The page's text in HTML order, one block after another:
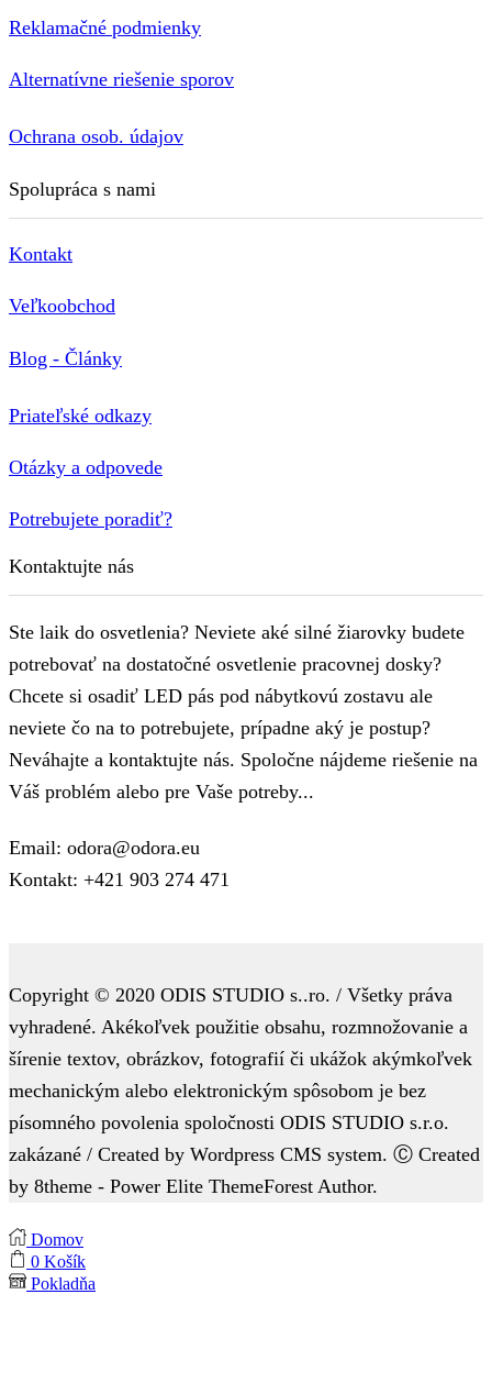
Reklamačné podmienky
Alternatívne riešenie sporov
Ochrana osob. údajov
Spolupráca s nami
Kontakt
Veľkoobchod
Blog - Články
Priateľské odkazy
Otázky a odpovede
Potrebujete poradiť?
Kontaktujte nás
Ste laik do osvetlenia? Neviete aké silné žiarovky budete
potrebovať na dostatočné osvetlenie pracovnej dosky?
Chcete si osadiť LED pás pod nábytkovú zostavu ale
neviete čo na to potrebujete, prípadne aký je postup?
Neváhajte a kontaktujte nás. Spoločne nájdeme riešenie na
Váš problém alebo pre Vaše potreby...
Email: odora@odora.eu
Kontakt: +421 903 274 471
Copyright © 2020 ODIS STUDIO s..ro. / Všetky práva
vyhradené. Akékoľvek použitie obsahu, rozmnožovanie a
šírenie textov, obrázkov, fotografií či ukážok akýmkoľvek
mechanickým alebo elektronickým spôsobom je bez
písomného povolenia spoločnosti ODIS STUDIO s.r.o.
zakázané / Created by Wordpress CMS system. Ⓒ Created
by 8theme - Power Elite ThemeForest Author.
Domov
0 Košík
Pokladňa